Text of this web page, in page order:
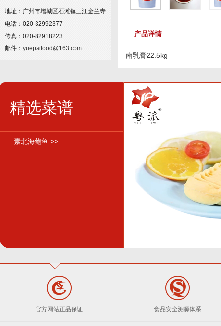
地址：广州市增城区石滩镇三江金兰寺
电话：020-32992377
传真：020-82918223
邮件： yuepaifood@163.com
产品详情
南乳膏22.5kg
精选菜谱
素北海鲍鱼 >>
官方网站正品保证 食品安全溯源体系